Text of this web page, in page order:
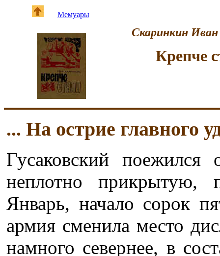
Мемуары
Скаринкин
Крепче
... На острие главного
Гусаковский поежился
неплотно прикрытую,
Январь, начало сорок
армия сменила место
намного севернее, в